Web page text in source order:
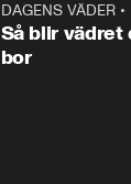
DAGENS VÄDER•
Så blir vädret
bor